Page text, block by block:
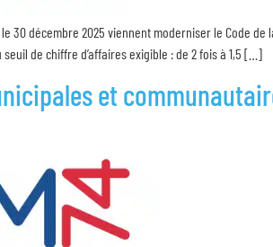
30 décembre 2025 viennent moderniser le Code
de chiffre d’affaires exigible : de 2 fois à 1,5 […]
et